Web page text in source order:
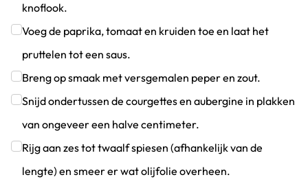
knoflook.
Klik om dit selectievakje aan te vinken
Voeg de paprika, tomaat en kruiden toe en laat het
pruttelen tot een saus.
Klik om dit selectievakje aan te vinken
Breng op smaak met versgemalen peper en zout.
Klik om dit selectievakje aan te vinken
Snijd ondertussen de courgettes en aubergine in plakken
van ongeveer een halve centimeter.
Klik om dit selectievakje aan te vinken
Rijg aan zes tot twaalf spiesen (afhankelijk van de
lengte) en smeer er wat olijfolie overheen.